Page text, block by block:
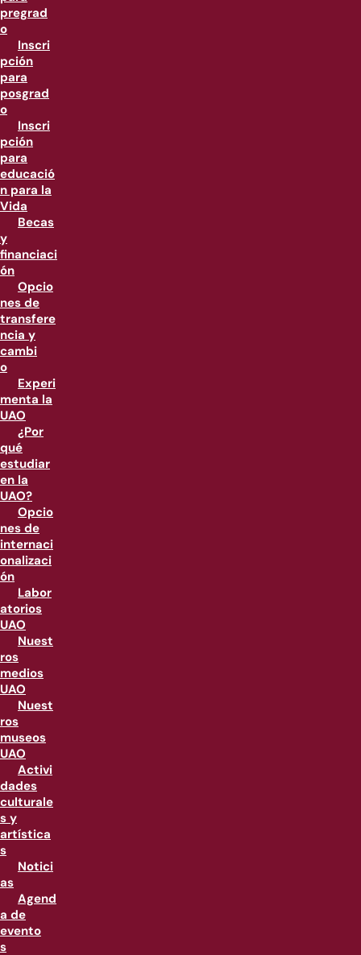
pregrad
o
Inscri
pción
para
posgrad
o
Inscri
pción
para
educació
n para la
Vida
Becas
y
financiaci
ón
Opcio
nes de
transfere
ncia y
cambi
o
Experi
menta la
UAO
¿Por
qué
estudiar
en la
UAO?
Opcio
nes de
internaci
onalizaci
ón
Labor
atorios
UAO
Nuest
ros
medios
UAO
Nuest
ros
museos
UAO
Activi
dades
culturale
s y
artística
s
Notici
as
Agend
a de
evento
s